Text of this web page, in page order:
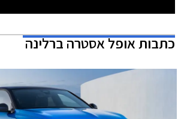
כתבותאופל אסטרה ברלינה